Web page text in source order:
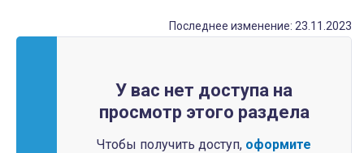
Последнее изменение: 23.11.2023
У вас нет доступа на
просмотр этого раздела
Чтобы получить доступ, оформите